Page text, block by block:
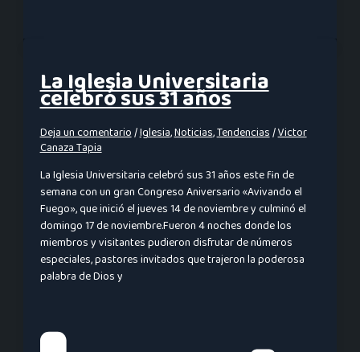
La Iglesia Universitaria
celebró sus 31 años
Deja un comentario/Iglesia,Noticias,Tendencias/Victor
Canaza Tapia
La Iglesia Universitaria celebró sus 31 años este fin de
semana con un gran Congreso Aniversario «Avivando el
Fuego», que inició el jueves 14 de noviembre y culminó el
domingo 17 de noviembre.Fueron 4 noches donde los
miembros y visitantes pudieron disfrutar de números
especiales, pastores invitados que trajeron la poderosa
palabra de Dios y